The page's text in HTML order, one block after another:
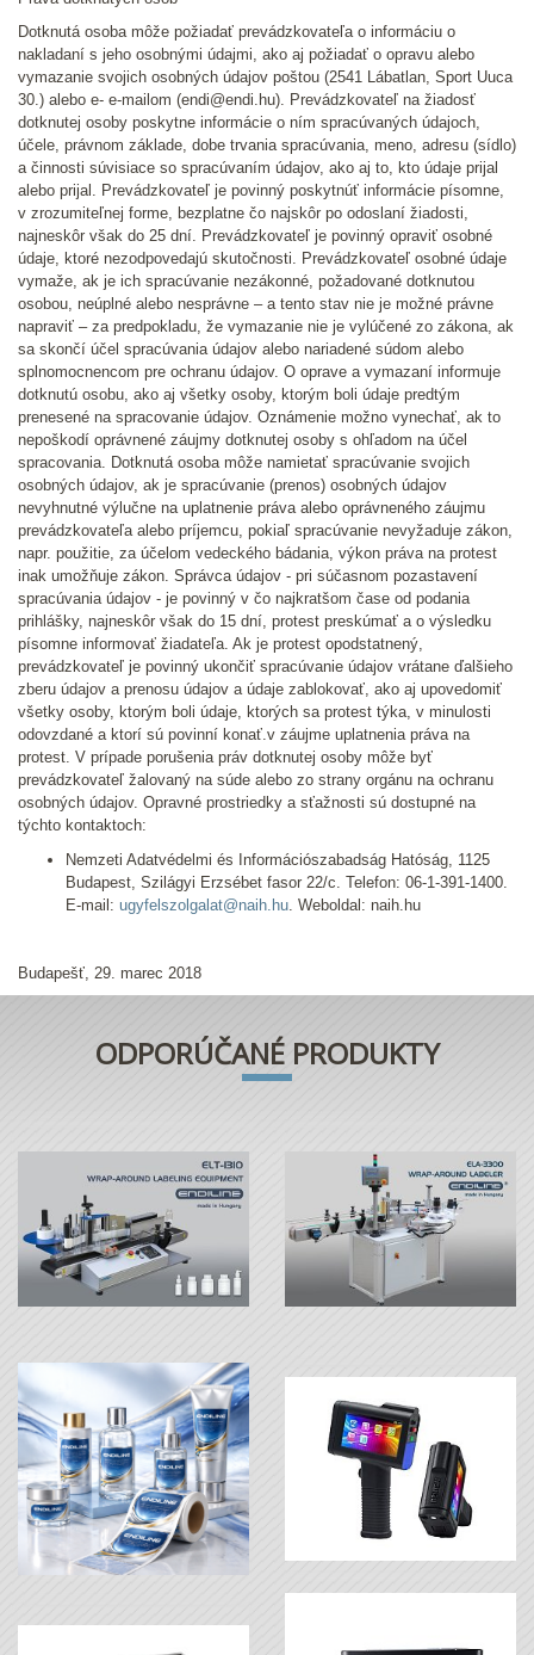
Dotknutá osoba môže požiadať prevádzkovateľa o informáciu o
nakladaní s jeho osobnými údajmi, ako aj požiadať o opravu alebo
vymazanie svojich osobných údajov poštou (2541 Lábatlan, Sport Uuca
30.) alebo e- e-mailom (endi@endi.hu). Prevádzkovateľ na žiadosť
dotknutej osoby poskytne informácie o ním spracúvaných údajoch,
účele, právnom základe, dobe trvania spracúvania, meno, adresu (sídlo)
a činnosti súvisiace so spracúvaním údajov, ako aj to, kto údaje prijal
alebo prijal. Prevádzkovateľ je povinný poskytnúť informácie písomne,
v zrozumiteľnej forme, bezplatne čo najskôr po odoslaní žiadosti,
najneskôr však do 25 dní. Prevádzkovateľ je povinný opraviť osobné
údaje, ktoré nezodpovedajú skutočnosti. Prevádzkovateľ osobné údaje
vymaže, ak je ich spracúvanie nezákonné, požadované dotknutou
osobou, neúplné alebo nesprávne – a tento stav nie je možné právne
napraviť – za predpokladu, že vymazanie nie je vylúčené zo zákona, ak
sa skončí účel spracúvania údajov alebo nariadené súdom alebo
splnomocnencom pre ochranu údajov. O oprave a vymazaní informuje
dotknutú osobu, ako aj všetky osoby, ktorým boli údaje predtým
prenesené na spracovanie údajov. Oznámenie možno vynechať, ak to
nepoškodí oprávnené záujmy dotknutej osoby s ohľadom na účel
spracovania. Dotknutá osoba môže namietať spracúvanie svojich
osobných údajov, ak je spracúvanie (prenos) osobných údajov
nevyhnutné výlučne na uplatnenie práva alebo oprávneného záujmu
prevádzkovateľa alebo príjemcu, pokiaľ spracúvanie nevyžaduje zákon,
napr. použitie, za účelom vedeckého bádania, výkon práva na protest
inak umožňuje zákon. Správca údajov - pri súčasnom pozastavení
spracúvania údajov - je povinný v čo najkratšom čase od podania
prihlášky, najneskôr však do 15 dní, protest preskúmať a o výsledku
písomne informovať žiadateľa. Ak je protest opodstatnený,
prevádzkovateľ je povinný ukončiť spracúvanie údajov vrátane ďalšieho
zberu údajov a prenosu údajov a údaje zablokovať, ako aj upovedomiť
všetky osoby, ktorým boli údaje, ktorých sa protest týka, v minulosti
odovzdané a ktorí sú povinní konať.v záujme uplatnenia práva na
protest. V prípade porušenia práv dotknutej osoby môže byť
prevádzkovateľ žalovaný na súde alebo zo strany orgánu na ochranu
osobných údajov. Opravné prostriedky a sťažnosti sú dostupné na
týchto kontaktoch:
Nemzeti Adatvédelmi és Információszabadság Hatóság, 1125
Budapest, Szilágyi Erzsébet fasor 22/c. Telefon: 06-1-391-1400.
E-mail: ugyfelszolgalat@naih.hu . Weboldal: naih.hu
Budapešť, 29. marec 2018
ODPORÚČANÉ PRODUKTY